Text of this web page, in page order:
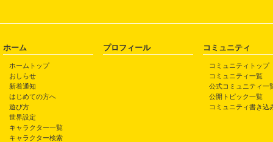
ホーム
ホームトップ
おしらせ
新着通知
はじめての方へ
遊び方
世界設定
キャラクター一覧
キャラクター検索
プロフィール コミュニティ
コミュニティトップ
コミュニティ一覧
公式コミュニティ一
公開トピック一覧
コミュニティ書き込